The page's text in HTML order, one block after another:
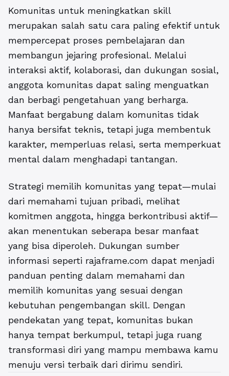
Komunitas untuk meningkatkan skill
merupakan salah satu cara paling efektif untuk
mempercepat proses pembelajaran dan
membangun jejaring profesional. Melalui
interaksi aktif, kolaborasi, dan dukungan sosial,
anggota komunitas dapat saling menguatkan
dan berbagi pengetahuan yang berharga.
Manfaat bergabung dalam komunitas tidak
hanya bersifat teknis, tetapi juga membentuk
karakter, memperluas relasi, serta memperkuat
mental dalam menghadapi tantangan.
Strategi memilih komunitas yang tepat—mulai
dari memahami tujuan pribadi, melihat
komitmen anggota, hingga berkontribusi aktif—
akan menentukan seberapa besar manfaat
yang bisa diperoleh. Dukungan sumber
informasi seperti rajaframe.com dapat menjadi
panduan penting dalam memahami dan
memilih komunitas yang sesuai dengan
kebutuhan pengembangan skill. Dengan
pendekatan yang tepat, komunitas bukan
hanya tempat berkumpul, tetapi juga ruang
transformasi diri yang mampu membawa kamu
menuju versi terbaik dari dirimu sendiri.